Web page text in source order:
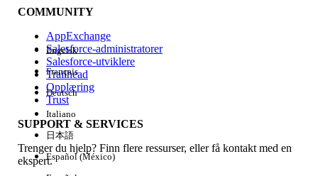
Erfaring
Fjern alle Utført
COMMUNITY
AppExchange
Salesforce-administratorer
Salesforce-utviklere
Trailhead
Opplæring
Trust
SUPPORT & SERVICES
Trenger du hjelp? Finn flere ressurser, eller få kontakt med en
ekspert.
Engelsk
Français
Deutsch
Italiano
日本語
Español (México)